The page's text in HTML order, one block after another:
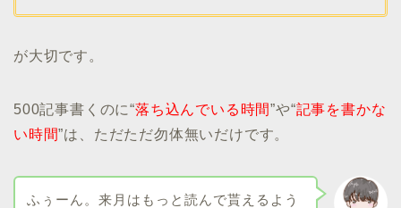
が大切です。
500記事書くのに“落ち込んでいる時間”や“記事を書かな
い時間”は、ただただ勿体無いだけです。
ふぅーん。来月はもっと読んで貰えるよう